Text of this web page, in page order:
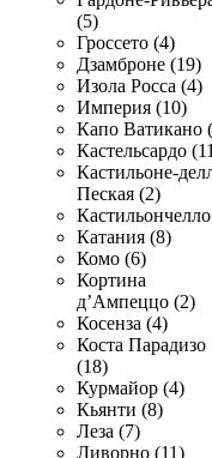
(5)
Гроссето (4)
Дзамброне (19)
Изола Росса (4)
Империя (10)
Капо Ватикано
Кастельсардо
Кастильоне-
Пеская (2)
Катания (8)
Комо (6)
Кортина
д’Ампеццо (2)
Косенза (4)
Коста Парадизо
(18)
Курмайор (4)
Кьянти (8)
Леза (7)
Ливорно (11)